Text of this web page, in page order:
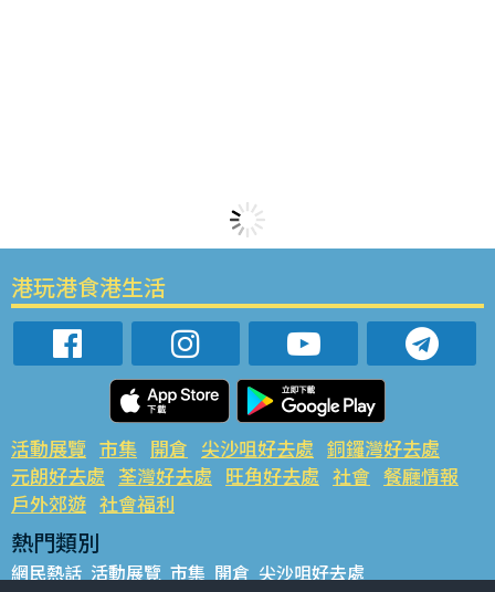
港玩港食港生活
活動展覽 市集 開倉 尖沙咀好去處 銅鑼灣好去處
元朗好去處 荃灣好去處 旺角好去處 社會 餐廳情報
戶外郊遊 社會福利
熱門類別
網民熱話 活動展覽 市集 開倉 尖沙咀好去處